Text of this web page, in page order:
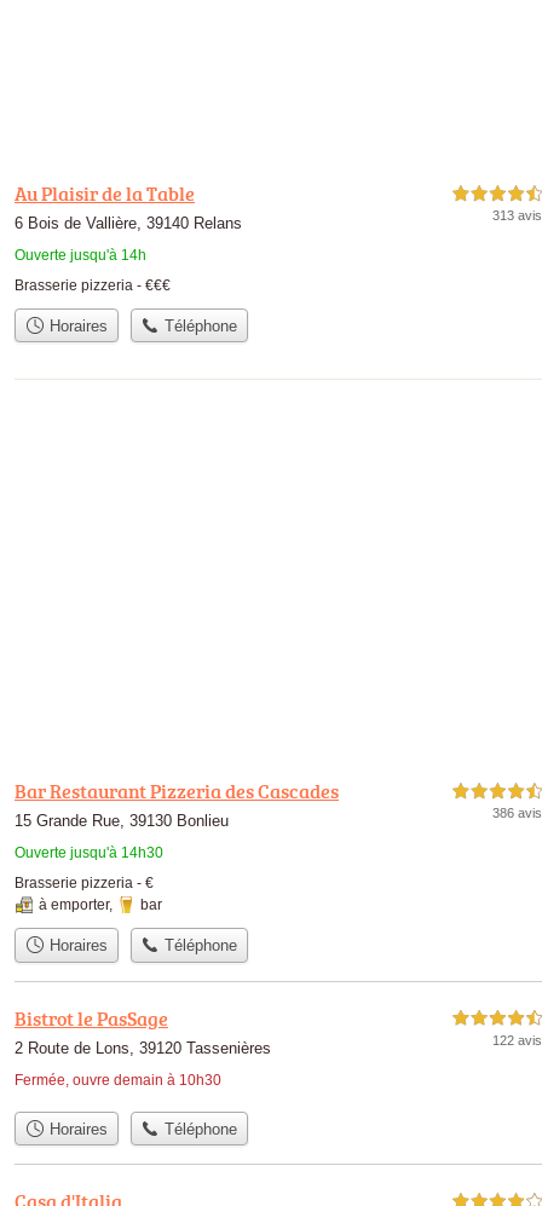
Au Plaisir de la Table
6 Bois de Vallière, 39140 Relans
Ouverte jusqu'à 14h
4,5 étoiles sur 5
313 avis
Brasserie pizzeria - €€€
Horaires Téléphone
Bar Restaurant Pizzeria des Cascades
15 Grande Rue, 39130 Bonlieu
Ouverte jusqu'à 14h30
4,5 étoiles sur 5
386 avis
Brasserie pizzeria - €
à emporter, bar
Horaires Téléphone
Bistrot le PasSage
2 Route de Lons, 39120 Tassenières
Fermée, ouvre demain à 10h30
4,5 étoiles sur 5
122 avis
Horaires Téléphone
4,0 étoiles sur 5